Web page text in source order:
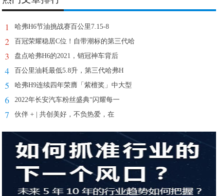
1 哈弗H6节油挑战赛百公里7.15-8
2 百冠荣耀稳居C位！自带潮标的第三代哈
3 盘点哈弗H6的2021，销冠神车背后
4 百公里油耗最低5.8升，第三代哈弗H
5 哈弗H9连续四年荣膺「紫檀奖」中大型
6 2022年长安汽车粉丝盛典“闪耀每一
7 伙伴 + | 共创美好，不负热爱，在